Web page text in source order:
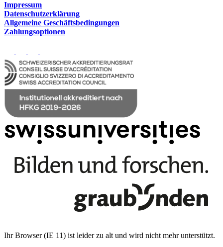
Impressum
Datenschutzerklärung
Allgemeine Geschäftsbedingungen
Zahlungsoptionen
Ihr Browser (IE 11) ist leider zu alt und wird nicht mehr unterstützt.